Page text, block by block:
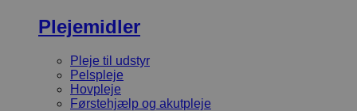
Plejemidler
Pleje til udstyr
Pelspleje
Hovpleje
Førstehjælp og akutpleje